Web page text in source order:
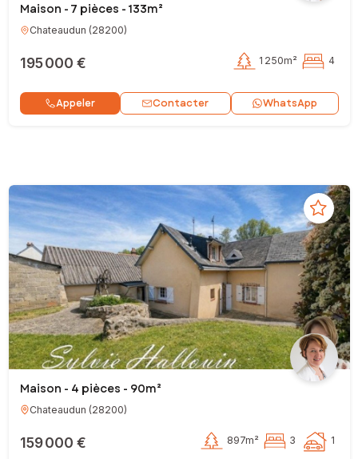
Maison - 7 pièces - 133m²
Chateaudun (28200)
195 000 € 1 250m² 4
Appeler Contacter WhatsApp
Maison - 4 pièces - 90m²
Chateaudun (28200)
159 000 € 897m² 3 1